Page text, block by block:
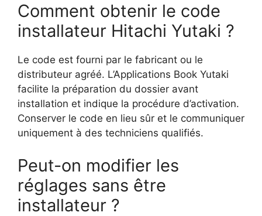
Comment obtenir le code
installateur Hitachi Yutaki ?
Le code est fourni par le fabricant ou le
distributeur agréé. L’Applications Book Yutaki
facilite la préparation du dossier avant
installation et indique la procédure d’activation.
Conserver le code en lieu sûr et le communiquer
uniquement à des techniciens qualifiés.
Peut-on modifier les
réglages sans être
installateur ?